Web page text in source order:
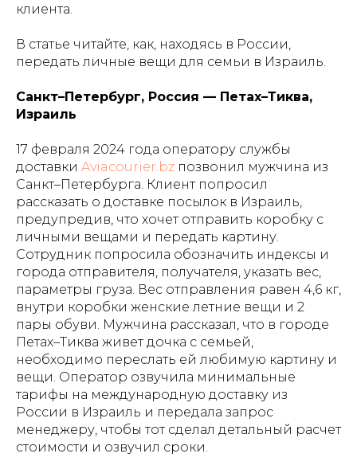
клиента.
В статье читайте, как, находясь в России,
передать личные вещи для семьи в Израиль.
Санкт–Петербург, Россия — Петах–Тиква,
Израиль
17 февраля 2024 года оператору службы
доставки Aviacourier.bz позвонил мужчина из
Санкт–Петербурга. Клиент попросил
рассказать о доставке посылок в Израиль,
предупредив, что хочет отправить коробку с
личными вещами и передать картину.
Сотрудник попросила обозначить индексы и
города отправителя, получателя, указать вес,
параметры груза. Вес отправления равен 4,6 кг,
внутри коробки женские летние вещи и 2
пары обуви. Мужчина рассказал, что в городе
Петах–Тиква живет дочка с семьей,
необходимо переслать ей любимую картину и
вещи. Оператор озвучила минимальные
тарифы на международную доставку из
России в Израиль и передала запрос
менеджеру, чтобы тот сделал детальный расчет
стоимости и озвучил сроки.